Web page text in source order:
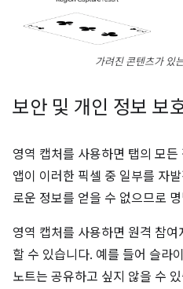
가려진 콘텐츠가 있
보안 및 개인 정보 보
영역 캡처를 사용하면 탭의 모
앱이 이러한 픽셀 중 일부를 자
로운 정보를 얻을 수 없으므로
영역 캡처를 사용하면 원격 참
할 수 있습니다. 예를 들어 슬라
노트는 공유하고 싶지 않을 수